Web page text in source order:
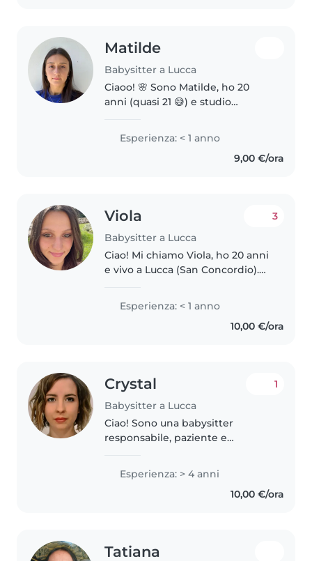
Matilde
Babysitter a Lucca
Ciaoo! 🌸 Sono Matilde, ho 20
anni (quasi 21 😅) e studio
all'università di Pisa. Quest'estate
sono disponibile come baby
sitter a chiamata 👶✨ Perfetta
Esperienza: < 1 anno
9,00 €/ora
Viola
Babysitter a Lucca
3
Ciao! Mi chiamo Viola, ho 20 anni
e vivo a Lucca (San Concordio).
disponibile per babysitting a
Lucca e dintorni. Sono dolce,
responsabile e creativa. Posso..
Esperienza: < 1 anno
10,00 €/ora
Crystal
Babysitter a Lucca
1
Ciao! Sono una babysitter
responsabile, paziente e
le età. Mi piace disegnare,
leggere e fare lavoretti con i
Esperienza: > 4 anni
10,00 €/ora
Tatiana